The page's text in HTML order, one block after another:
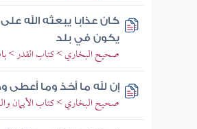
كان عذابا يبعثه الله
يكون في بلد
صحيح البخاري > كتاب القدر >
إن لله ما أخذ وما
صحيح البخاري > كتاب الأيمان